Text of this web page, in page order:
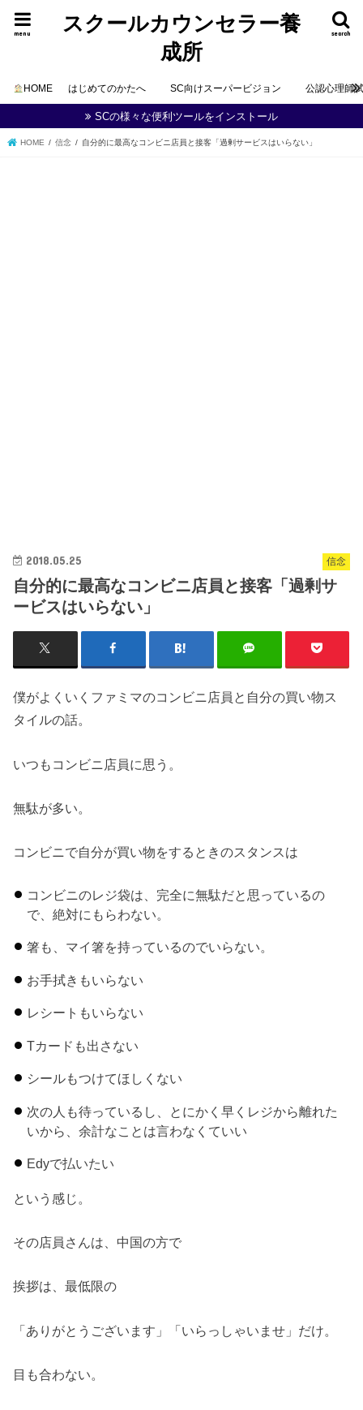
スクールカウンセラー養
成所
search
menu
HOME はじめてのかたへ SC向けスーパービジョン 公認心理師
SCの様々な便利ツールをインストール
HOME 信念 自分的に最高なコンビニ店員と接客「過剰サービスはいらない」
信念
2018.05.25
自分的に最高なコンビニ店員と接客「過剰サ
ービスはいらない」
僕がよくいくファミマのコンビニ店員と自分の買い物ス
タイルの話。
いつもコンビニ店員に思う。
無駄が多い。
コンビニで自分が買い物をするときのスタンスは
コンビニのレジ袋は、完全に無駄だと思っているの
で、絶対にもらわない。
箸も、マイ箸を持っているのでいらない。
お手拭きもいらない
レシートもいらない
Tカードも出さない
シールもつけてほしくない
次の人も待っているし、とにかく早くレジから離れた
いから、余計なことは言わなくていい
Edyで払いたい
という感じ。
その店員さんは、中国の方で
挨拶は、最低限の
「ありがとうございます」「いらっしゃいませ」だけ。
目も合わない。